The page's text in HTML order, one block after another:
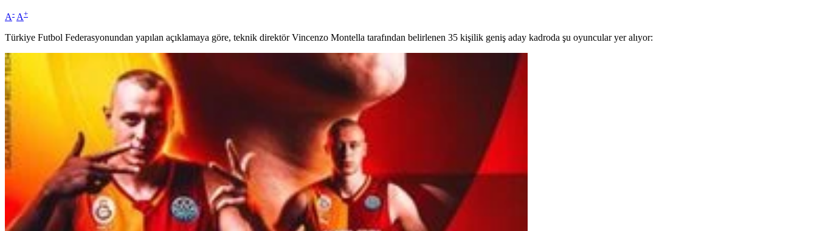
A- A+
Türkiye Futbol Federasyonundan yapılan açıklamaya göre, teknik direktör Vincenzo Montella tarafından belirlenen 35 kişilik geniş aday kadroda şu oyuncular yer alıyor: